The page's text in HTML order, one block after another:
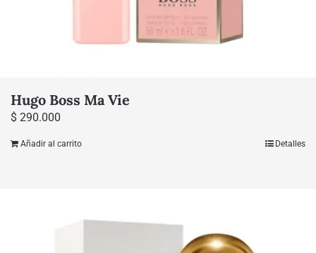
Hugo Boss Ma Vie
$ 290.000
Añadir al carrito Detalles